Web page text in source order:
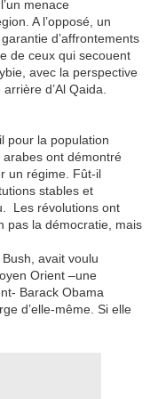
menace
A l’opposé, un
d’affrontements
de ceux qui secouent
avec la perspective
d’Al Qaida.
pour la population
ont démontré
un régime. Fût-il
stables et
Les révolutions ont
pas la démocratie, mais
avait voulu
Orient –une
Barack Obama
d’elle-même. Si elle